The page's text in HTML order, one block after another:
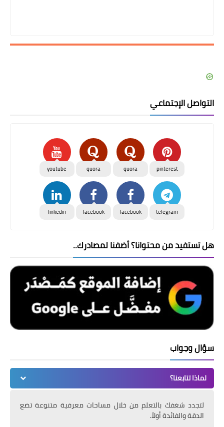
التواصل الإجتماعي
pinterest
quora
quora
youtube
telegram
facebook
facebook
linkedin
هل تستفيد من محتوانا؟ أضفنا لمصادرك..
سؤال وجواب
لماذا تتابعنا؟
لتجدد شغفك بالتعلم من خلال مساحات معرفية متنوعة تضع
الدقة والفائدة أولاً.